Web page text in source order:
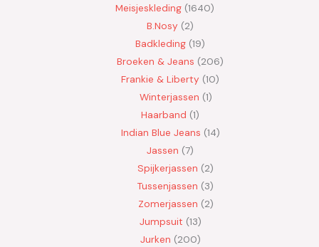
Meisjeskleding 1640
B.Nosy
2
Badkleding 19
Broeken & Jeans
206
Frankie & Liberty 10
Winterjassen 1
Haarband 1
Indian Blue Jeans 14
Jassen 7
Spijkerjassen
2
Tussenjassen
3
Zomerjassen 2
Jumpsuit 13
Jurken 200